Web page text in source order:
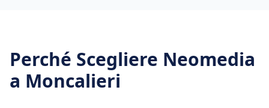
Perché Scegliere Neomedia
a Moncalieri